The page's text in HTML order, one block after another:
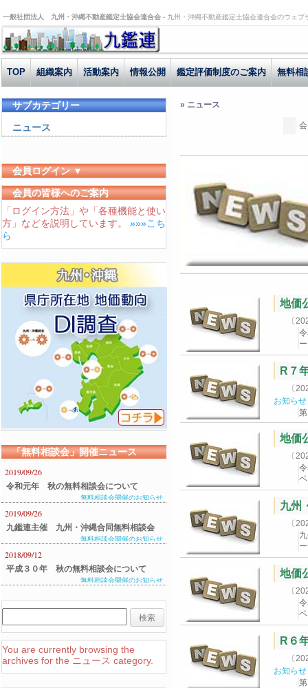
一般社団法人 九州・沖縄不動産鑑定士協会連合会 - 九州・沖縄不動産鑑定士協会連合会のウェ
TOP 組織案内 活動案内 情報公開 鑑定評価制度のご案内 無料相
» ニュース
地価
〔
R７
〔
お知らせ
地価
〔
九州
〔
地価
〔
R６
〔
お知らせ
サブカテゴリー
ニュース
会員ログイン ▼
ユーザーID
パスワード
会員の皆様へのご案内
「ログイン方法」や「各種機能と使い
方」などを説明しています。 »»»こち
ら
「無料相談会」開催ニュース
2019/09/26
令和元年 秋の無料相談会について
無料相談会開催のお知らせ
2019/09/26
九鑑連主催 九州・沖縄合同無料相談会
のご案内
無料相談会開催のお知らせ
2018/09/12
平成３０年 秋の無料相談会について
無料相談会開催のお知らせ
You are currently browsing the
archives for the ニュース category.